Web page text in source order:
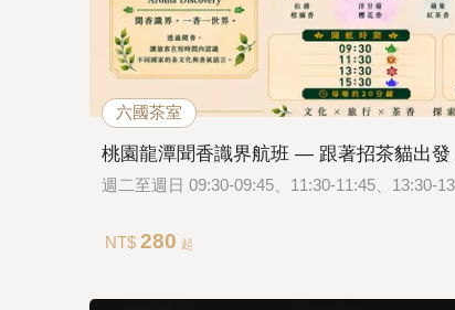
六國茶室
桃園龍潭聞香識界航班 — 跟著招茶貓出發
週二至週日 09:30-09:45、11:30-11:45、13:30-
NT$ 280 起